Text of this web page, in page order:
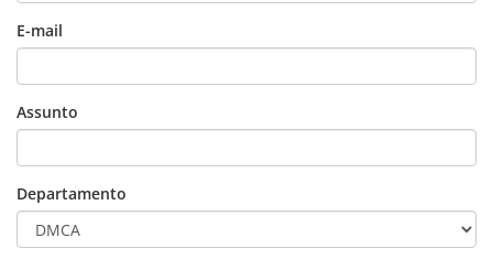
E-mail
Assunto
Departamento